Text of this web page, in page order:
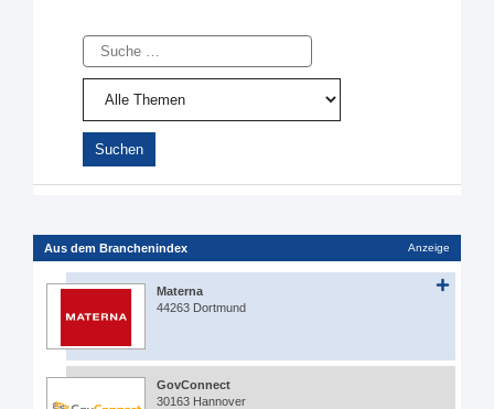
Suche
Aus dem Branchenindex Anzeige
Materna
44263 Dortmund
GovConnect
30163 Hannover